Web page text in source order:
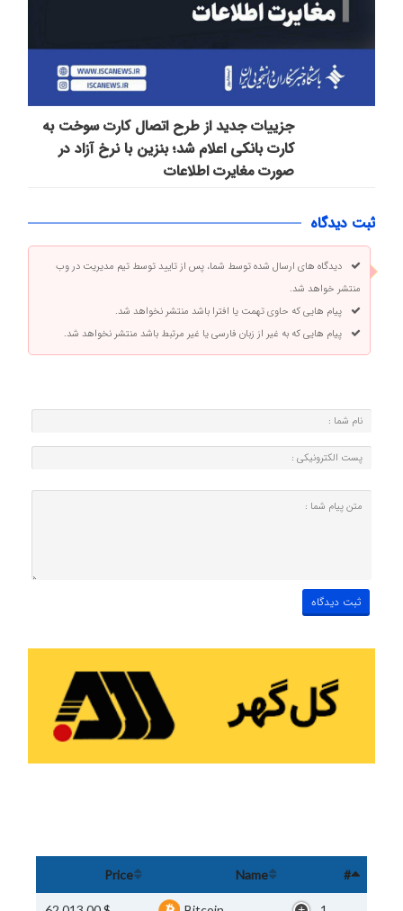
جزییات جدید از طرح اتصال کارت سوخت به
کارت بانکی اعلام شد؛ بنزین با نرخ آزاد در
صورت مغایرت اطلاعات
ثبت دیدگاه
دیدگاه های ارسال شده توسط شما، پس از تایید توسط تیم مدیریت در وب
منتشر خواهد شد.
پیام هایی که حاوی تهمت یا افترا باشد منتشر نخواهد شد.
پیام هایی که به غیر از زبان فارسی یا غیر مرتبط باشد منتشر نخواهد شد.
#
Name
Price